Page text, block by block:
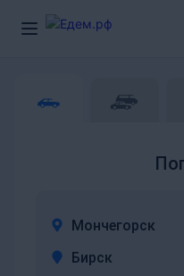
Мончегорск
Бирск